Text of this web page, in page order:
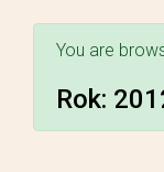
You are
Rok: